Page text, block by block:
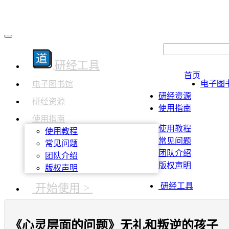
研经工具
电子图书馆
研经资源
使用指南
使用教程
常见问题
团队介绍
版权声明
开始使用 >
首页
电子图
研经资源
使用指南
使用教程
常见问题
团队介绍
版权声明
研经工具
《心灵层面的问题》无礼和叛逆的孩子